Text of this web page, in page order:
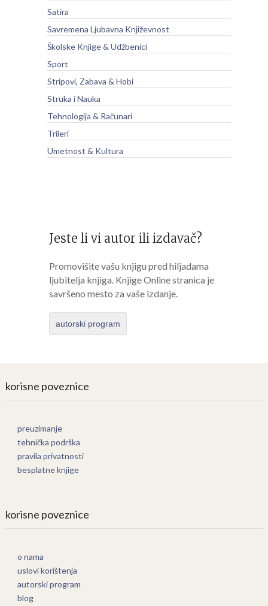
Satira
Savremena Ljubavna Književnost
Školske Knjige & Udžbenici
Sport
Stripovi, Zabava & Hobi
Struka i Nauka
Tehnologija & Računari
Trileri
Umetnost & Kultura
Jeste li vi autor ili izdavač?
Promovišite vašu knjigu pred hiljadama
ljubitelja knjiga. Knjige Online stranica je
savršeno mesto za vaše izdanje.
autorski program
korisne poveznice
preuzimanje
tehnička podrška
pravila privatnosti
besplatne knjige
korisne poveznice
o nama
uslovi korištenja
autorski program
blog